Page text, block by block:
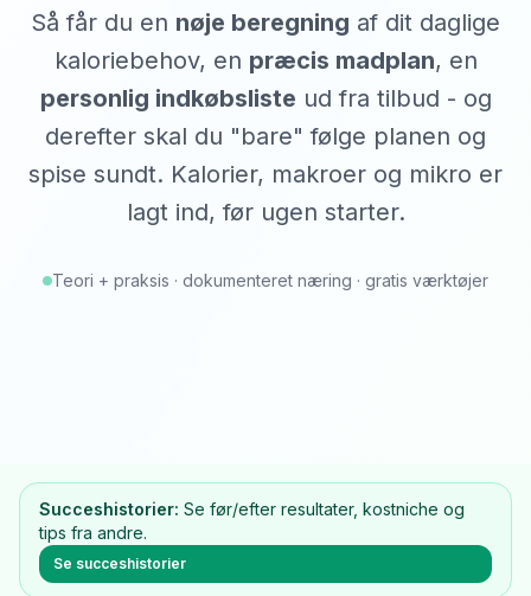
Så får du en nøje beregning af dit daglige
kaloriebehov, en præcis madplan, en
personlig indkøbsliste ud fra tilbud - og
derefter skal du "bare" følge planen og
spise sundt. Kalorier, makroer og mikro er
lagt ind, før ugen starter.
Teori + praksis · dokumenteret næring · gratis værktøjer
Succeshistorier: Se før/efter resultater, kostniche og
tips fra andre.
Se succeshistorier